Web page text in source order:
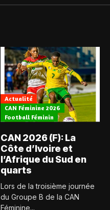
Actualité
CAN Féminine 2026
Football Féminin
CAN 2026 (F): La
Côte d’Ivoire et
l’Afrique du Sud en
quarts
Lors de la troisième journée
du Groupe B de la CAN
Féminine...